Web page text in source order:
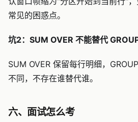
常见的困惑点。
坑2：SUM OVER 不能替代
SUM OVER 保留每行明细，
不同，不存在谁替代谁。
六、面试怎么考